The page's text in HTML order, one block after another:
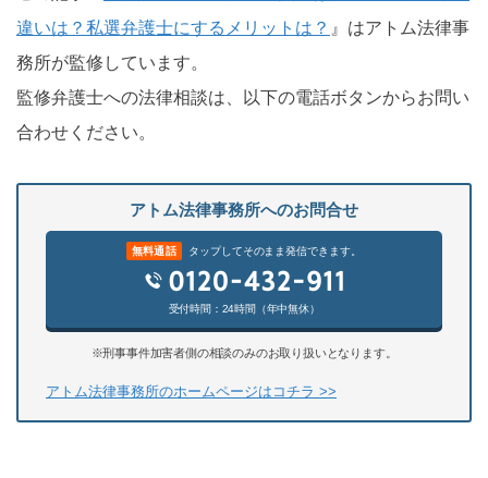
違いは？私選弁護士にするメリットは？ 』はアトム法律事
務所が監修しています。
監修弁護士への法律相談は、以下の電話ボタンからお問い
合わせください。
アトム法律事務所へのお問合せ
無料通話 タップしてそのまま発信できます。
受付時間：24時間（年中無休）
※刑事事件加害者側の相談のみのお取り扱いとなります。
アトム法律事務所のホームページはコチラ >>